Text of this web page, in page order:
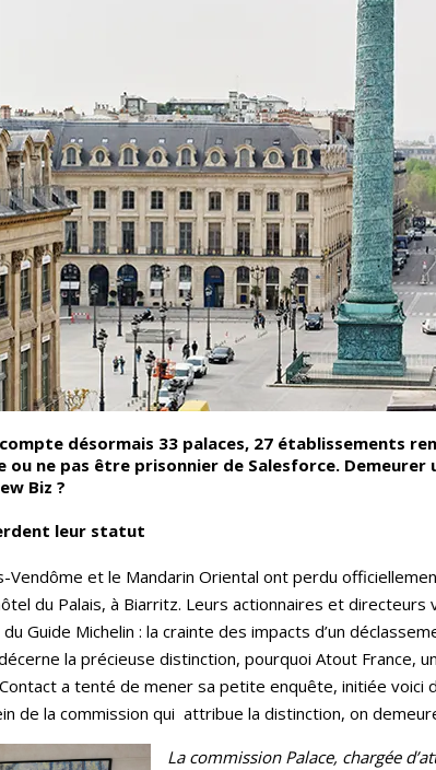
désormais 33 palaces, 27 établissements
ou ne pas être prisonnier de Salesforce.
Biz ?
leur statut
Vendôme et le Mandarin Oriental ont perdu
du Palais, à Biarritz. Leurs actionnaires et
Guide Michelin : la crainte des impacts d’un
la précieuse distinction, pourquoi Atout France,
a tenté de mener sa petite enquête, initiée voici
de la commission qui attribue la distinction, on
La commission Palace, chargée